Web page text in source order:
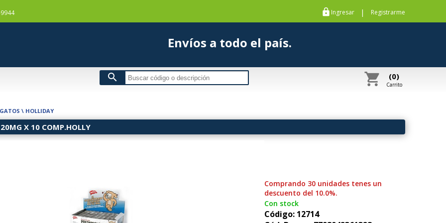
https Ingresar | Registrarme
Envíos a todo el país.
search shopping_cart (0)
Carrito
\ HOLLIDAY
X 10 COMP.HOLLY
Comprando 30 unidades tenes un
descuento del 10.0%.
Con stock
Código: 12714